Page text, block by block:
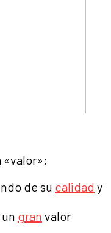
«valor»:
de su calidad y
gran valor